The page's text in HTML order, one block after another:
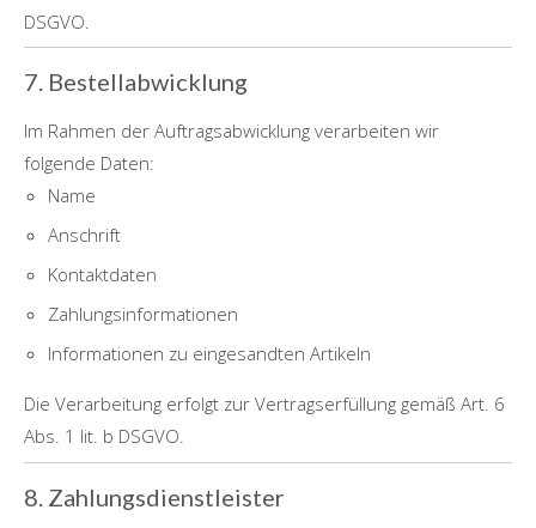
DSGVO.
7. Bestellabwicklung
Im Rahmen der Auftragsabwicklung verarbeiten wir
folgende Daten:
Name
Anschrift
Kontaktdaten
Zahlungsinformationen
Informationen zu eingesandten Artikeln
Die Verarbeitung erfolgt zur Vertragserfüllung gemäß Art. 6
Abs. 1 lit. b DSGVO.
8. Zahlungsdienstleister